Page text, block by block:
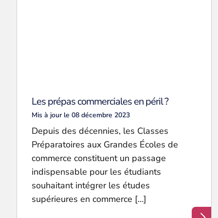
Les prépas commerciales en péril ?
Mis à jour le 08 décembre 2023
Depuis des décennies, les Classes
Préparatoires aux Grandes Écoles de
commerce constituent un passage
indispensable pour les étudiants
souhaitant intégrer les études
supérieures en commerce […]